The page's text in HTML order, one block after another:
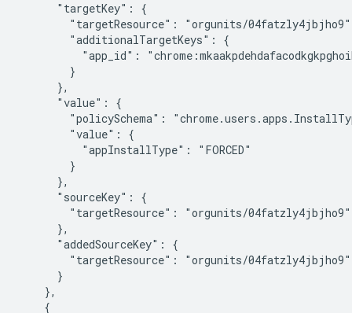
      "targetKey": {
"targetResource": "orgunits/
        "additionalTargetKeys": {
"app_id":
        }
      },
      "value": {
"policySchema":
        "value": {
          "appInstallType": "FORCED"
        }
      },
      "sourceKey": {
        "targetResource": "orgunits/04fatzly4jbjho9"
      },
      "addedSourceKey": {
        "targetResource": "orgunits/04fatzly4jbjho9"
      }
    },
    {